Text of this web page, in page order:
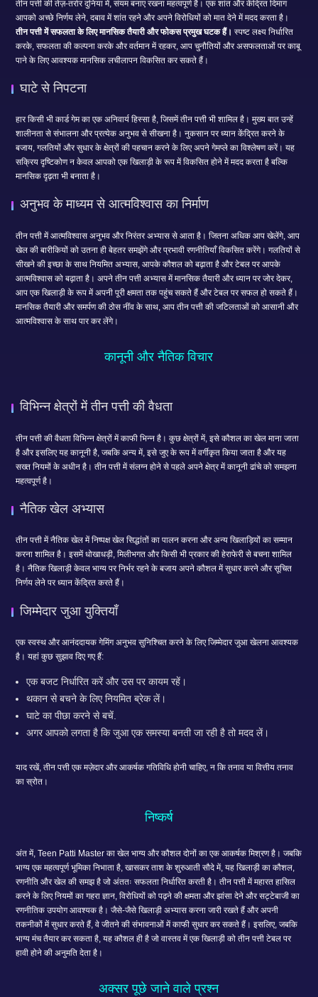
तीन पत्ती की तेज़-तर्रार दुनिया में, संयम बनाए रखना महत्वपूर्ण है। एक शांत और केंद्रित दिमाग
आपको अच्छे निर्णय लेने, दबाव में शांत रहने और अपने विरोधियों को मात देने में मदद करता है।
तीन पत्ती में सफलता के लिए मानसिक तैयारी और फोकस प्रमुख घटक हैं। स्पष्ट लक्ष्य निर्धारित
करके, सफलता की कल्पना करके और वर्तमान में रहकर, आप चुनौतियों और असफलताओं पर काबू
पाने के लिए आवश्यक मानसिक लचीलापन विकसित कर सकते हैं।
घाटे से निपटना
हार किसी भी कार्ड गेम का एक अनिवार्य हिस्सा है, जिसमें तीन पत्ती भी शामिल है। मुख्य बात उन्हें
शालीनता से संभालना और प्रत्येक अनुभव से सीखना है। नुकसान पर ध्यान केंद्रित करने के
बजाय, गलतियों और सुधार के क्षेत्रों की पहचान करने के लिए अपने गेमप्ले का विश्लेषण करें। यह
सक्रिय दृष्टिकोण न केवल आपको एक खिलाड़ी के रूप में विकसित होने में मदद करता है बल्कि
मानसिक दृढ़ता भी बनाता है।
अनुभव के माध्यम से आत्मविश्वास का निर्माण
तीन पत्ती में आत्मविश्वास अनुभव और निरंतर अभ्यास से आता है। जितना अधिक आप खेलेंगे, आप
खेल की बारीकियों को उतना ही बेहतर समझेंगे और प्रभावी रणनीतियाँ विकसित करेंगे। गलतियों से
सीखने की इच्छा के साथ नियमित अभ्यास, आपके कौशल को बढ़ाता है और टेबल पर आपके
आत्मविश्वास को बढ़ाता है। अपने तीन पत्ती अभ्यास में मानसिक तैयारी और ध्यान पर जोर देकर,
आप एक खिलाड़ी के रूप में अपनी पूरी क्षमता तक पहुंच सकते हैं और टेबल पर सफल हो सकते हैं।
मानसिक तैयारी और समर्पण की ठोस नींव के साथ, आप तीन पत्ती की जटिलताओं को आसानी और
आत्मविश्वास के साथ पार कर लेंगे।
कानूनी और नैतिक विचार
विभिन्न क्षेत्रों में तीन पत्ती की वैधता
तीन पत्ती की वैधता विभिन्न क्षेत्रों में काफी भिन्न है। कुछ क्षेत्रों में, इसे कौशल का खेल माना जाता
है और इसलिए यह कानूनी है, जबकि अन्य में, इसे जुए के रूप में वर्गीकृत किया जाता है और यह
सख्त नियमों के अधीन है। तीन पत्ती में संलग्न होने से पहले अपने क्षेत्र में कानूनी ढांचे को समझना
महत्वपूर्ण है।
नैतिक खेल अभ्यास
तीन पत्ती में नैतिक खेल में निष्पक्ष खेल सिद्धांतों का पालन करना और अन्य खिलाड़ियों का सम्मान
करना शामिल है। इसमें धोखाधड़ी, मिलीभगत और किसी भी प्रकार की हेराफेरी से बचना शामिल
है। नैतिक खिलाड़ी केवल भाग्य पर निर्भर रहने के बजाय अपने कौशल में सुधार करने और सूचित
निर्णय लेने पर ध्यान केंद्रित करते हैं।
जिम्मेदार जुआ युक्तियाँ
एक स्वस्थ और आनंददायक गेमिंग अनुभव सुनिश्चित करने के लिए जिम्मेदार जुआ खेलना आवश्यक
है। यहां कुछ सुझाव दिए गए हैं:
एक बजट निर्धारित करें और उस पर कायम रहें।
थकान से बचने के लिए नियमित ब्रेक लें।
घाटे का पीछा करने से बचें.
अगर आपको लगता है कि जुआ एक समस्या बनती जा रही है तो मदद लें।
याद रखें, तीन पत्ती एक मज़ेदार और आकर्षक गतिविधि होनी चाहिए, न कि तनाव या वित्तीय तनाव
का स्रोत।
निष्कर्ष
अंत में, Teen Patti Master का खेल भाग्य और कौशल दोनों का एक आकर्षक मिश्रण है। जबकि
भाग्य एक महत्वपूर्ण भूमिका निभाता है, खासकर ताश के शुरुआती सौदे में, यह खिलाड़ी का कौशल,
रणनीति और खेल की समझ है जो अंततः सफलता निर्धारित करती है। तीन पत्ती में महारत हासिल
करने के लिए नियमों का गहरा ज्ञान, विरोधियों को पढ़ने की क्षमता और झांसा देने और सट्टेबाजी का
रणनीतिक उपयोग आवश्यक है। जैसे-जैसे खिलाड़ी अभ्यास करना जारी रखते हैं और अपनी
तकनीकों में सुधार करते हैं, वे जीतने की संभावनाओं में काफी सुधार कर सकते हैं। इसलिए, जबकि
भाग्य मंच तैयार कर सकता है, यह कौशल ही है जो वास्तव में एक खिलाड़ी को तीन पत्ती टेबल पर
हावी होने की अनुमति देता है।
अक्सर पूछे जाने वाले प्रश्न